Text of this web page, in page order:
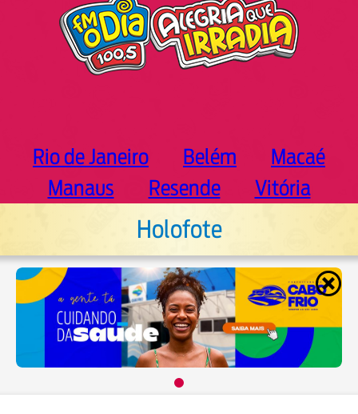
Rio de Janeiro Belém
Macaé
Manaus
Resende Vitória
Holofote